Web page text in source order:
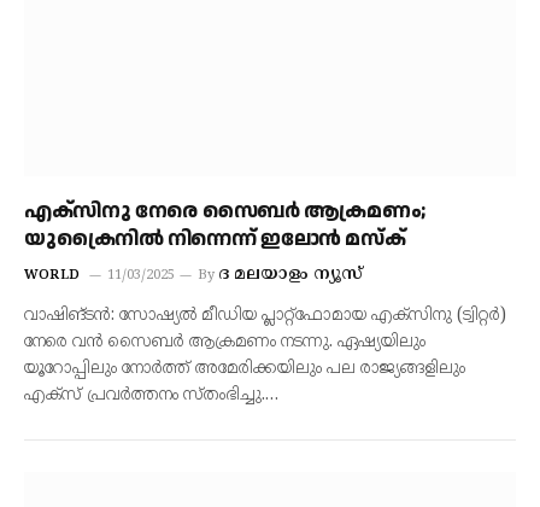
എക്‌സിനു നേരെ സൈബര്‍ ആക്രമണം;
യുക്രൈനില്‍ നിന്നെന്ന് ഇലോന്‍ മസ്‌ക്
WORLD 11/03/2025 By ദ മലയാളം ന്യൂസ്
വാഷിങ്ടന്‍: സോഷ്യല്‍ മീഡിയ പ്ലാറ്റ്‌ഫോമായ എക്‌സിനു (ട്വിറ്റര്‍)
നേരെ വന്‍ സൈബര്‍ ആക്രമണം നടന്നു. ഏഷ്യയിലും
യൂറോപ്പിലും നോര്‍ത്ത് അമേരിക്കയിലും പല രാജ്യങ്ങളിലും
എക്‌സ് പ്രവര്‍ത്തനം സ്തംഭിച്ചു.…